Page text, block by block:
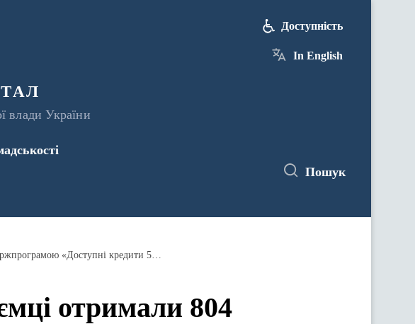
влади України
Доступність
In English
Пошук
Мінфін: За тиждень підприємці отримали 804 пільгові кредити на 2,2 млрд грн за держпрограмою «Доступні кредити 5-7-9%»
отримали 804